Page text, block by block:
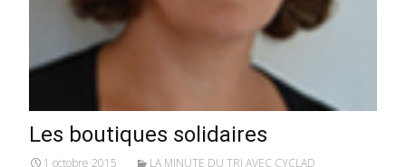
Les boutiques solidaires
1 octobre 2015 LA MINUTE DU TRI AVEC CYCLAD